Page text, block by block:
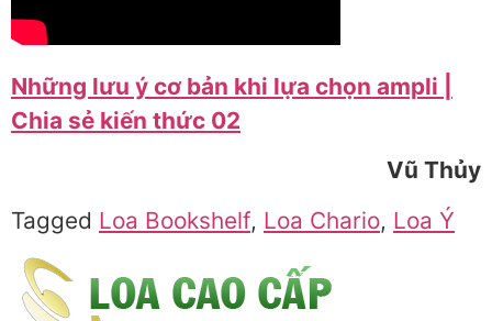
Những lưu ý cơ bản khi lựa chọn ampli |
Chia sẻ kiến thức 02
Vũ Thủy
Tagged Loa Bookshelf, Loa Chario, Loa Ý